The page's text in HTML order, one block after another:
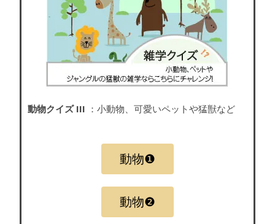
動物クイズ III ：小動物、可愛いペットや猛獣など
動物❶
動物❷